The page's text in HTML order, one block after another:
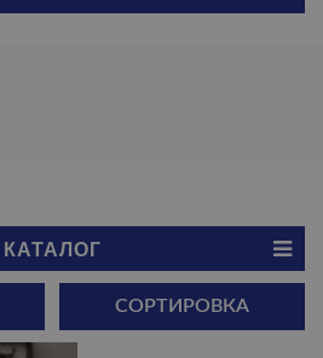
КАТАЛОГ
СОРТИРОВКА